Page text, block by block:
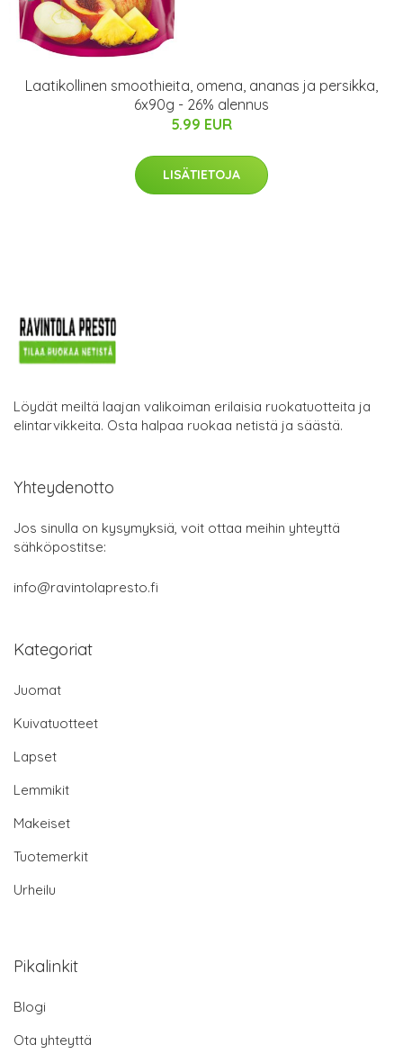
Laatikollinen smoothieita, omena, ananas ja persikka,
6x90g - 26% alennus
5.99 EUR
LISÄTIETOJA
Löydät meiltä laajan valikoiman erilaisia ruokatuotteita ja
elintarvikkeita. Osta halpaa ruokaa netistä ja säästä.
Yhteydenotto
Jos sinulla on kysymyksiä, voit ottaa meihin yhteyttä
sähköpostitse:
info@ravintolapresto.fi
Kategoriat
Juomat
Kuivatuotteet
Lapset
Lemmikit
Makeiset
Tuotemerkit
Urheilu
Pikalinkit
Blogi
Ota yhteyttä